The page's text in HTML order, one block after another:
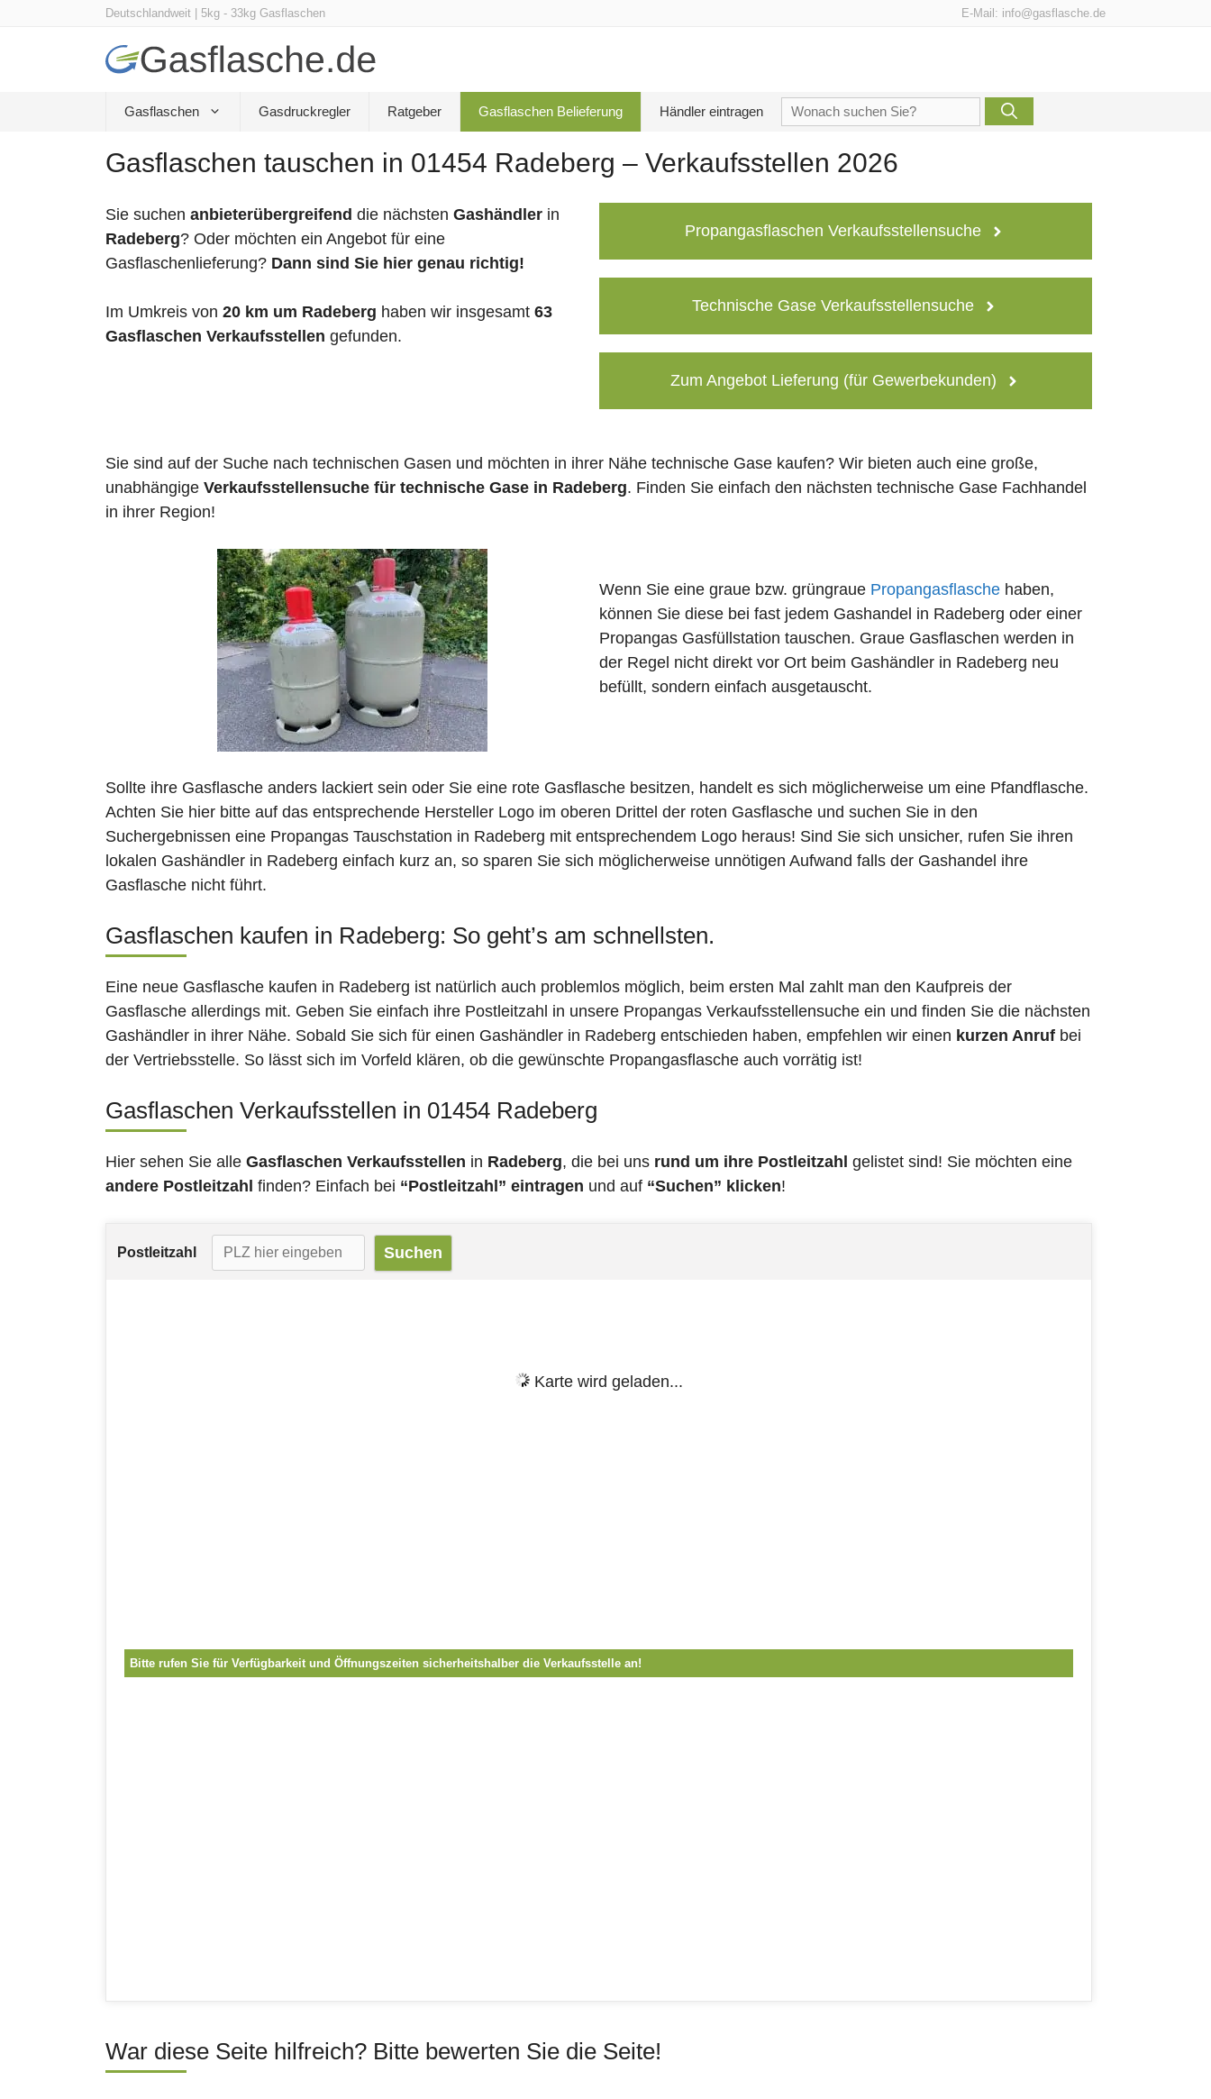
E-Mail: info@gasflasche.de
Deutschlandweit | 5kg - 33kg Gasflaschen
Gasflaschen Gasdruckregler Ratgeber Gasflaschen Belieferung Händler eintragen
Suche
Gasflaschen tauschen in 01454 Radeberg – Verkaufsstellen 2026
Sie suchen anbieterübergreifend die nächsten Gashändler in
Radeberg? Oder möchten ein Angebot für eine
Gasflaschenlieferung? Dann sind Sie hier genau richtig!
Im Umkreis von 20 km um Radeberg haben wir insgesamt 63
Gasflaschen Verkaufsstellen gefunden.
Propangasflaschen Verkaufsstellensuche
Technische Gase Verkaufsstellensuche
Zum Angebot Lieferung (für Gewerbekunden)
Sie sind auf der Suche nach technischen Gasen und möchten in ihrer Nähe technische Gase kaufen? Wir bieten auch eine große,
unabhängige Verkaufsstellensuche für technische Gase in Radeberg. Finden Sie einfach den nächsten technische Gase Fachhandel
in ihrer Region!
Wenn Sie eine graue bzw. grüngraue Propangasflaschehaben,
können Sie diese bei fast jedem Gashandel in Radeberg oder einer
Propangas Gasfüllstation tauschen. Graue Gasflaschen werden in
der Regel nicht direkt vor Ort beim Gashändler in Radeberg neu
befüllt, sondern einfach ausgetauscht.
Sollte ihre Gasflasche anders lackiert sein oder Sie eine rote Gasflasche besitzen, handelt es sich möglicherweise um eine Pfandflasche.
Achten Sie hier bitte auf das entsprechende Hersteller Logo im oberen Drittel der roten Gasflasche und suchen Sie in den
Suchergebnissen eine Propangas Tauschstation in Radeberg mit entsprechendem Logo heraus! Sind Sie sich unsicher, rufen Sie ihren
lokalen Gashändler in Radeberg einfach kurz an, so sparen Sie sich möglicherweise unnötigen Aufwand falls der Gashandel ihre
Gasflasche nicht führt.
Gasflaschen kaufen in Radeberg: So geht’s am schnellsten.
Eine neue Gasflasche kaufen in Radeberg ist natürlich auch problemlos möglich, beim ersten Mal zahlt man den Kaufpreis der
Gasflasche allerdings mit. Geben Sie einfach ihre Postleitzahl in unsere Propangas Verkaufsstellensuche ein und finden Sie die nächsten
Gashändler in ihrer Nähe. Sobald Sie sich für einen Gashändler in Radeberg entschieden haben, empfehlen wir einen kurzen Anruf bei
der Vertriebsstelle. So lässt sich im Vorfeld klären, ob die gewünschte Propangasflasche auch vorrätig ist!
Gasflaschen Verkaufsstellen in 01454 Radeberg
Hier sehen Sie alle Gasflaschen Verkaufsstellen in Radeberg, die bei uns rund um ihre Postleitzahl gelistet sind! Sie möchten eine
andere Postleitzahl finden? Einfach bei “Postleitzahl” eintragen und auf “Suchen” klicken!
Postleitzahl
Karte wird geladen...
Bitte rufen Sie für Verfügbarkeit und Öffnungszeiten sicherheitshalber die Verkaufsstelle an!
War diese Seite hilfreich? Bitte bewerten Sie die Seite!